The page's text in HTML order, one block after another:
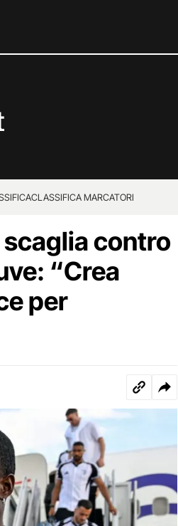
CLASSIFICA MARCATORI
scaglia contro
“Crea
per